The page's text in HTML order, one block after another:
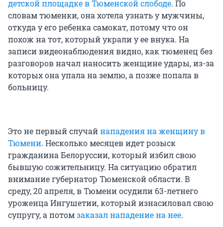
детской площадке в Тюменской слободе. По
словам тюменки, она хотела узнать у мужчины,
откуда у его ребенка самокат, потому что он
похож на тот, который украли у ее внука. На
записи видеонаблюдения видно, как тюменец без
разговоров начал наносить женщине удары, из-за
которых она упала на землю, а позже попала в
больницу.
Это не первый случайнападения на женщину в
Тюмени. Несколько месяцев идет розыск
гражданина Белоруссии, который избил свою
бывшую сожительницу. На ситуацию обратил
внимание губернатор Тюменской области. В
среду, 20 апреля, в Тюмени осудили 63-летнего
уроженца Ингушетии, который изнасиловал свою
супругу, а потомзаказал нападение на нее.